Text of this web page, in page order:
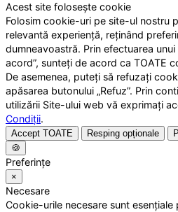
Acest site folosește cookie
Folosim cookie-uri pe site-ul nostru
relevantă experiență, reținând
dumneavoastră. Prin efectuarea
acord”, sunteți de acord ca TOATE
De asemenea, puteți să refuzați
apăsarea butonului „Refuz”. Prin
utilizării Site-ului web vă exprimați
Condiții.
Accept TOATE Resping opționale
🍪
Preferințe
×
Necesare
Cookie-urile necesare sunt